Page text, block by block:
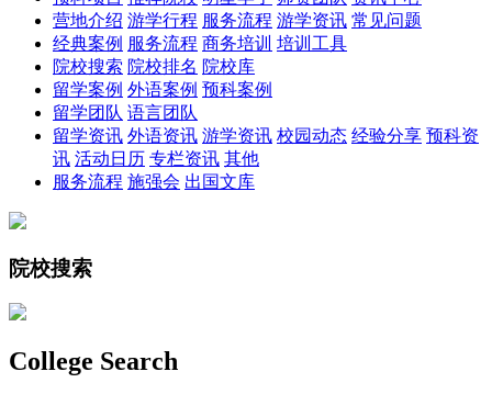
营地介绍 游学行程 服务流程 游学资讯 常见问题
经典案例 服务流程 商务培训 培训工具
院校搜索 院校排名 院校库
留学案例 外语案例 预科案例
留学团队 语言团队
留学资讯 外语资讯 游学资讯 校园动态 经验分享 预科资
讯 活动日历 专栏资讯 其他
服务流程 施强会 出国文库
院校搜索
College Search